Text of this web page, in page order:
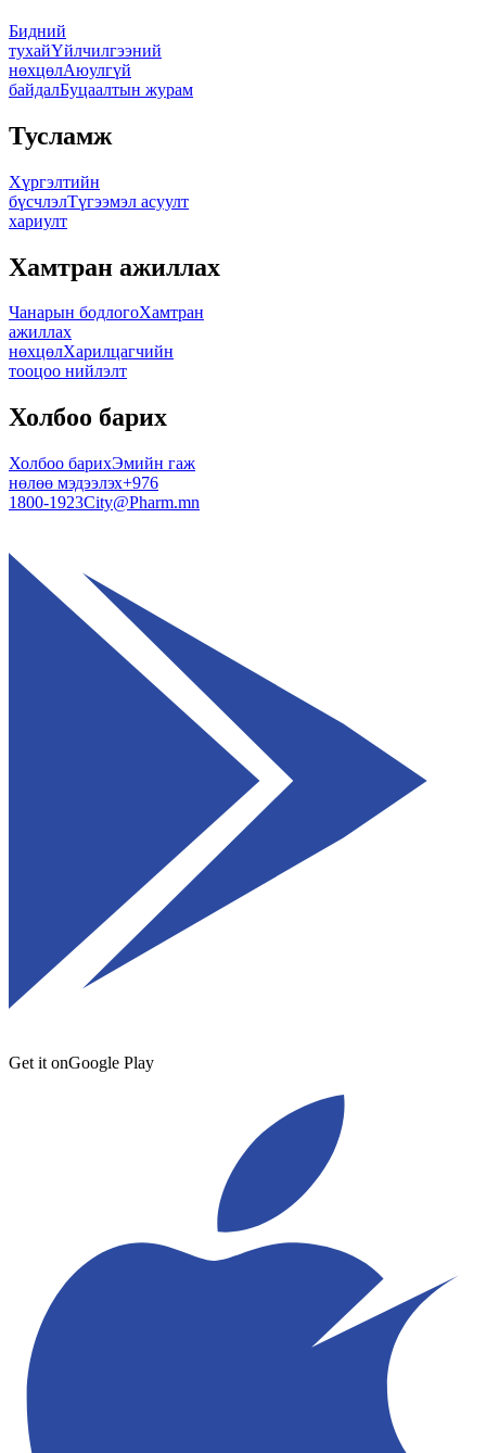
Бидний
тухайҮйлчилгээний
нөхцөлАюулгүй
байдалБуцаалтын журам
Тусламж
Хүргэлтийн
бүсчлэлТүгээмэл асуулт
хариулт
Хамтран ажиллах
Чанарын бодлогоХамтран
ажиллах
нөхцөлХарилцагчийн
тооцоо нийлэлт
Холбоо барих
Холбоо барихЭмийн гаж
нөлөө мэдээлэх+976
1800-1923City@Pharm.mn
Get it onGoogle Play